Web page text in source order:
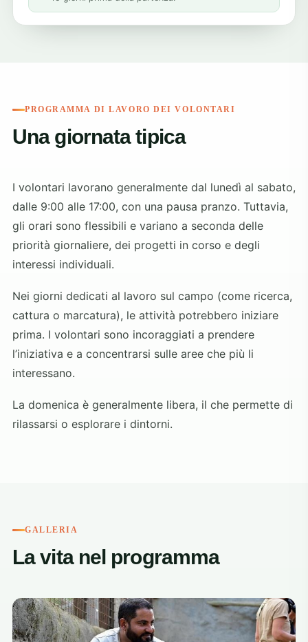
PROGRAMMA DI LAVORO DEI VOLONTARI
Una giornata tipica
I volontari lavorano generalmente dal lunedì al sabato,
dalle 9:00 alle 17:00, con una pausa pranzo. Tuttavia,
gli orari sono flessibili e variano a seconda delle
priorità giornaliere, dei progetti in corso e degli
interessi individuali.
Nei giorni dedicati al lavoro sul campo (come ricerca,
cattura o marcatura), le attività potrebbero iniziare
prima. I volontari sono incoraggiati a prendere
l’iniziativa e a concentrarsi sulle aree che più li
interessano.
La domenica è generalmente libera, il che permette di
rilassarsi o esplorare i dintorni.
GALLERIA
La vita nel programma